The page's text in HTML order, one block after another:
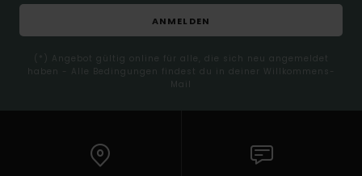
ANMELDEN
(*) Angebot gültig online für alle, die sich neu angemeldet
haben - Alle Bedingungen findest du in deiner Willkommens-
Mail